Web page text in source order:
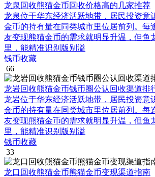
龙泉回收熊猫金币回收价格高的几家推荐
龙泉位于华东经济活跃地带，居民投资意
金币的持有量在同类城市里位居前列。每
友变现熊猫金币的需求就明显升温，但鱼
里，能精准识别版别溢
钱币收藏
66
龙岩回收熊猫金币钱币圈公认回收渠道排
龙岩位于华东经济活跃地带，居民投资意
金币的持有量在同类城市里位居前列。每
友变现熊猫金币的需求就明显升温，但鱼
里，能精准识别版别溢
钱币收藏
33
龙口回收熊猫金币熊猫金币变现渠道指南